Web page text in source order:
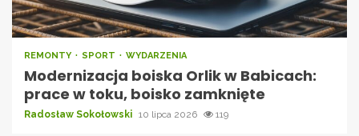
REMONTY SPORT WYDARZENIA
Modernizacja boiska Orlik w Babicach:
prace w toku, boisko zamknięte
Radosław Sokołowski 10 lipca 2026 119